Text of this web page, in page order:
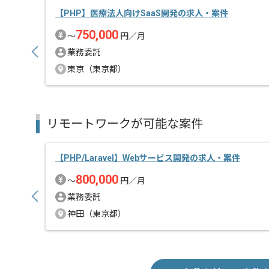
【PHP】医療法人向けSaaS開発の求人・案件
〜750,000 円／月
業務委託
東京（東京都）
リモートワークが可能な案件
【PHP/Laravel】Webサービス開発の求人・案件
〜800,000 円／月
業務委託
神田（東京都）